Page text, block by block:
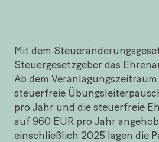
Mit dem
Steuergesetzgeber das
Ab dem
steuerfreie
pro Jahr und die steuerfreie
auf 960 EUR pro Jahr
einschließlich 2025 lagen die